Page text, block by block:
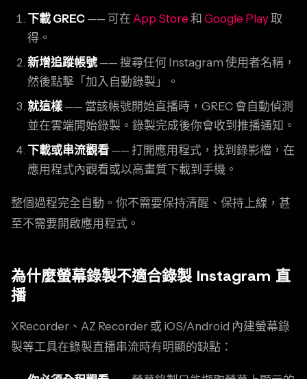
下載 GREC —— 可在 App Store 和 Google Play取
得。
新增追蹤帳號 —— 搜尋任何 Instagram 使用者名稱，
然後點擊「加入自動錄製」。
就這樣 —— 當該帳號開始直播時，GREC 會自動偵測
並在雲端開始錄製。錄製完成後你會收到推播通知。
下載或串流觀看 —— 打開應用程式，找到錄影檔，在
應用程式內觀看或以高畫質下載到手機。
整個過程完全自動。你不需要保持清醒、保持上線，甚
至不需要開啟應用程式。
為什麼螢幕錄製不適合錄製 Instagram 直
播
XRecorder、AZ Recorder 或 iOS/Android 內建螢幕錄
製等工具在錄製直播串流時有明顯的缺點：